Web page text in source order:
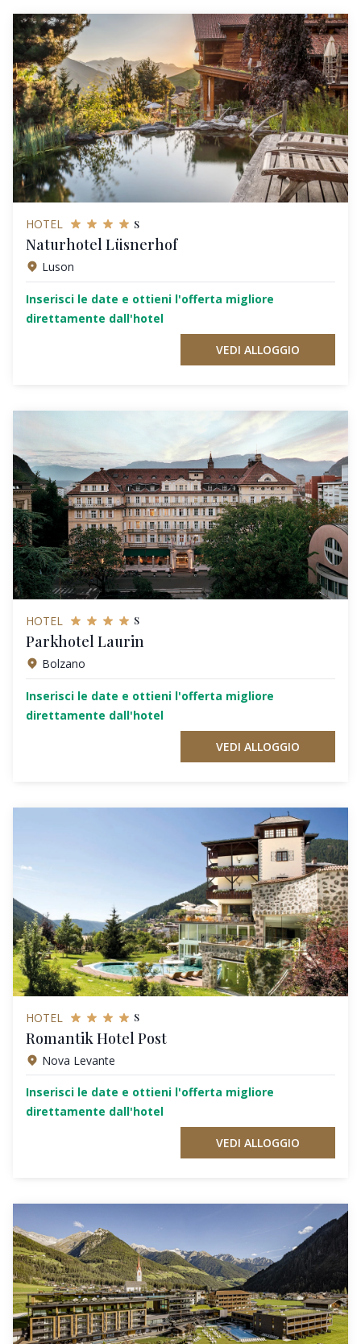
HOTEL s
Naturhotel Lüsnerhof
Luson
Inserisci le date e ottieni l'offerta migliore
direttamente dall'hotel
VEDI ALLOGGIO
HOTEL s
Parkhotel Laurin
Bolzano
Inserisci le date e ottieni l'offerta migliore
direttamente dall'hotel
VEDI ALLOGGIO
HOTEL s
Romantik Hotel Post
Nova Levante
Inserisci le date e ottieni l'offerta migliore
direttamente dall'hotel
VEDI ALLOGGIO